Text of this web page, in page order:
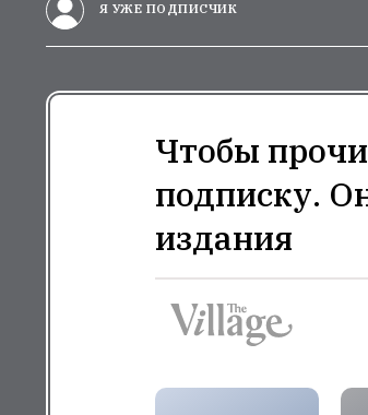
Я УЖЕ ПОДПИСЧИК
Чтобы
подписку.
издания